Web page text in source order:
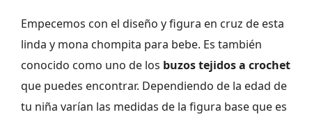
Empecemos con el diseño y figura en cruz de esta
linda y mona chompita para bebe. Es también
conocido como uno de los buzos tejidos a crochet
que puedes encontrar. Dependiendo de la edad de
tu niña varían las medidas de la figura base que es